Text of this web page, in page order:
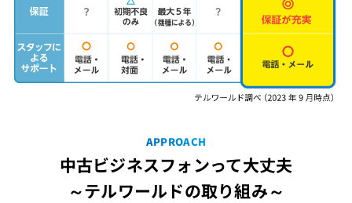
APPROACH
中古ビジネスフォンって大丈夫
～テルワールドの取り組み～